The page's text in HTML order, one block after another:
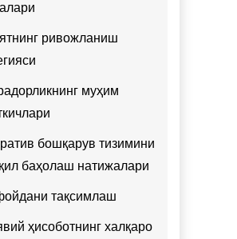
ривожланиш
муҳим
бошқарув тизимини
баҳолаш натижалари
тақсимлаш
ҳисоботнинг халқаро